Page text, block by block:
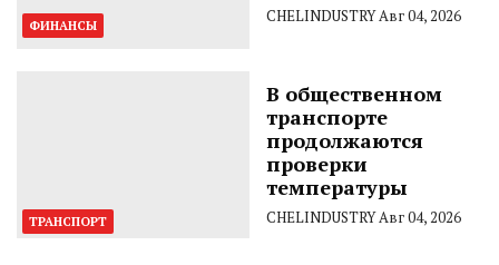
ФИНАНСЫ CHELINDUSTRYАвг 04, 2026
ТРАНСПОРТ
В общественном
транспорте
продолжаются
проверки
температуры
CHELINDUSTRYАвг 04, 2026